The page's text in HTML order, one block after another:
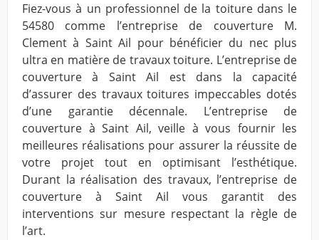
Fiez-vous à un professionnel de la toiture dans le
54580 comme l’entreprise de couverture M.
Clement à Saint Ail pour bénéficier du nec plus
ultra en matière de travaux toiture. L’entreprise de
couverture à Saint Ail est dans la capacité
d’assurer des travaux toitures impeccables dotés
d’une garantie décennale. L’entreprise de
couverture à Saint Ail, veille à vous fournir les
meilleures réalisations pour assurer la réussite de
votre projet tout en optimisant l’esthétique.
Durant la réalisation des travaux, l’entreprise de
couverture à Saint Ail vous garantit des
interventions sur mesure respectant la règle de
l’art.